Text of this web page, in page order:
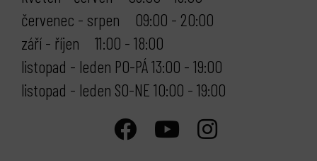
červenec - srpen 09:00 - 20:00
září - říjen 11:00 - 18:00
listopad - leden PO-PÁ 13:00 - 19:00
listopad - leden SO-NE 10:00 - 19:00